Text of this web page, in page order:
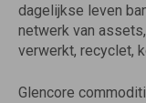
dagelijkse leven
netwerk van
verwerkt, recyclet,
Glencore